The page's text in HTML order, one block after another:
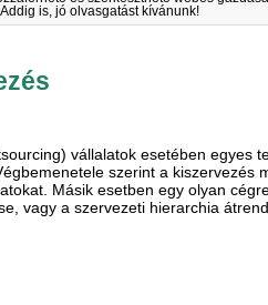
is, jó olvasgatást kívánunk!
vállalatok esetében egyes
szerint a
Másik esetben egy olyan
vagy a szervezeti hierarchia